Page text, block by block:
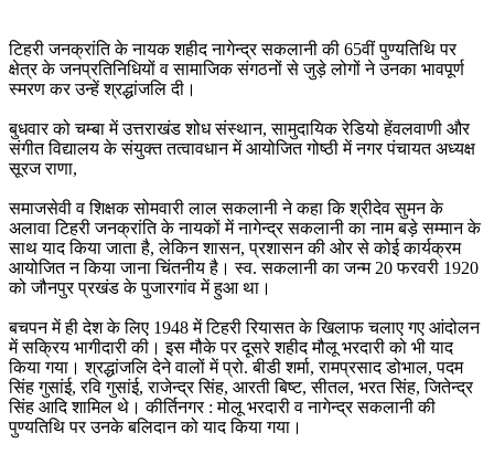
टिहरी जनक्रांति के नायक शहीद नागेन्द्र सकलानी की 65वीं पुण्यतिथि पर
क्षेत्र के जनप्रतिनिधियों व सामाजिक संगठनों से जुड़े लोगों ने उनका भावपूर्ण
स्मरण कर उन्हें श्रद्धांजलि दी।
बुधवार को चम्बा में उत्तराखंड शोध संस्थान, सामुदायिक रेडियो हेंवलवाणी और
संगीत विद्यालय के संयुक्त तत्वावधान में आयोजित गोष्ठी में नगर पंचायत अध्यक्ष
सूरज राणा,
समाजसेवी व शिक्षक सोमवारी लाल सकलानी ने कहा कि श्रीदेव सुमन के
अलावा टिहरी जनक्रांति के नायकों में नागेन्द्र सकलानी का नाम बड़े सम्मान के
साथ याद किया जाता है, लेकिन शासन, प्रशासन की ओर से कोई कार्यक्रम
आयोजित न किया जाना चिंतनीय है। स्व. सकलानी का जन्म 20 फरवरी 1920
को जौनपुर प्रखंड के पुजारगांव में हुआ था।
बचपन में ही देश के लिए 1948 में टिहरी रियासत के खिलाफ चलाए गए आंदोलन
में सक्रिय भागीदारी की। इस मौके पर दूसरे शहीद मौलू भरदारी को भी याद
किया गया। श्रद्धांजलि देने वालों में प्रो. बीडी शर्मा, रामप्रसाद डोभाल, पदम
सिंह गुसांई, रवि गुसांई, राजेन्द्र सिंह, आरती बिष्ट, सीतल, भरत सिंह, जितेन्द्र
सिंह आदि शामिल थे। कीर्तिनगर : मोलू भरदारी व नागेन्द्र सकलानी की
पुण्यतिथि पर उनके बलिदान को याद किया गया।